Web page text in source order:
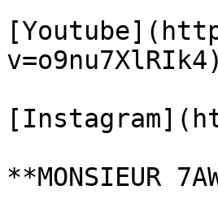
v=o9nu7XlRIk4)
**MONSIEUR